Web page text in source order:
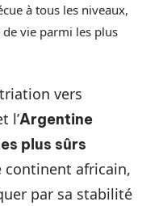
à tous les niveaux,
vie parmi les plus
vers
l’Argentine
plus sûrs
continent africain,
par sa stabilité